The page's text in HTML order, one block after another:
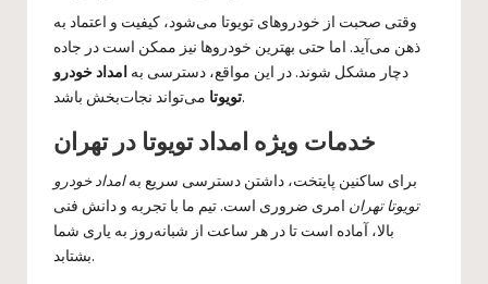
وقتی صحبت از خودروهای تویوتا می‌شود، کیفیت و اعتماد به
ذهن می‌آید. اما حتی بهترین خودروها نیز ممکن است در جاده
دچار مشکل شوند. در این مواقع، دسترسی به امداد خودرو
تویوتامی‌تواند نجات‌بخش باشد.
خدمات ویژه امداد تویوتا در تهران
برای ساکنین پایتخت، داشتن دسترسی سریع بهامداد خودرو
تویوتا تهران امری ضروری است. تیم ما با تجربه و دانش فنی
بالا، آماده است تا در هر ساعت از شبانه‌روز به یاری شما
بشتابد.